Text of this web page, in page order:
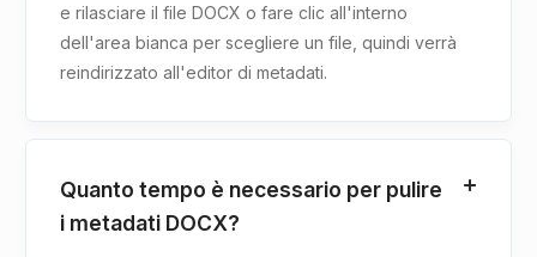
e rilasciare il file DOCX o fare clic all'interno
dell'area bianca per scegliere un file, quindi verrà
reindirizzato all'editor di metadati.
Quanto tempo è necessario per pulire
i metadati DOCX?